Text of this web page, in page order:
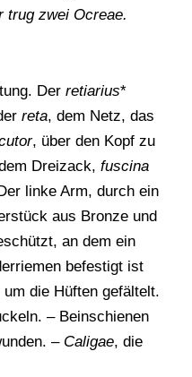
trug zwei Ocreae.
Der retiarius*
reta, dem Netz, das
, über den Kopf zu
Dreizack, fuscina
linke Arm, durch ein
aus Bronze und
an dem ein
befestigt ist
um die Hüften gefältelt.
– Beinschienen
– Caligae, die